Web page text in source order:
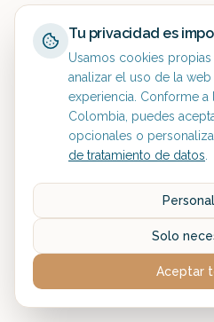
Tu privacidad es
Usamos cookies
analizar el uso de la
experiencia. Conforme a
Colombia, puedes
opcionales o
de tratamiento de datos
Solo
Aceptar